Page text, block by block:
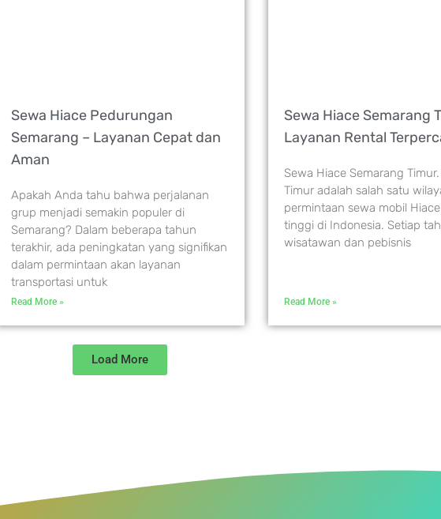
Sewa Hiace Pedurungan
Semarang – Layanan Cepat dan
Aman
Apakah Anda tahu bahwa perjalanan
grup menjadi semakin populer di
Semarang? Dalam beberapa tahun
terakhir, ada peningkatan yang signifikan
dalam permintaan akan layanan
transportasi untuk
Read More »
Sewa Hiace Semarang
Layanan Rental
Sewa Hiace Semarang
Timur adalah salah satu
permintaan sewa mobil
tinggi di Indonesia. Setiap
wisatawan dan pebisnis
Read More »
Load More